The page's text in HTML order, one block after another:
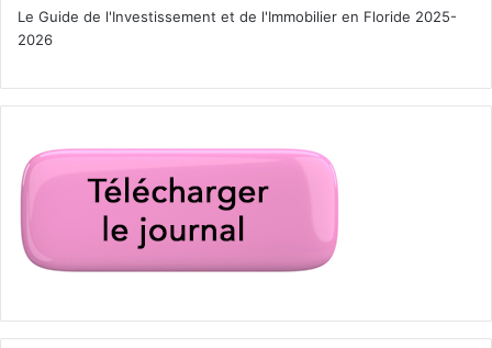
Le Guide de l'Investissement et de l'Immobilier en Floride 2025-
2026